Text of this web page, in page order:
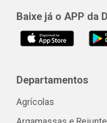
Baixe já o APP da
Departamentos
Agrícolas